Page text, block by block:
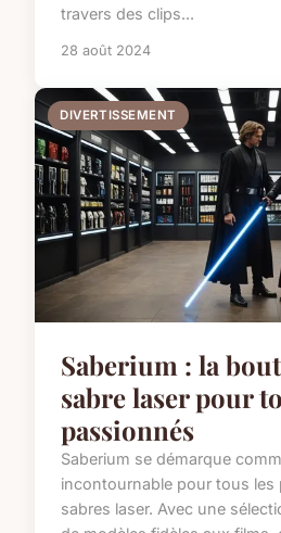
travers des clips...
28 août 2024
DIVERTISSEMENT
Saberium : la
sabre laser pour
passionnés
Saberium se démarque
incontournable pour tous les
sabres laser. Avec une